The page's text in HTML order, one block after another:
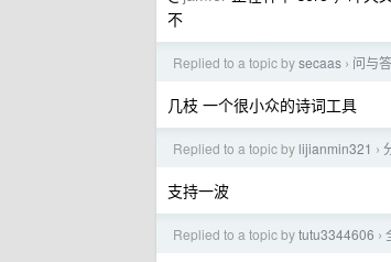
不
Replied to a topic bysecaas › 问与答
几枝 一个很小众的诗词工具
Replied to a topic by lijianmin321 ›
支持一波
Replied to a topic bytutu3344606 ›